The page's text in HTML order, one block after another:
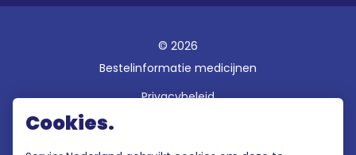
© 2026
Bestelinformatie medicijnen
Privacybeleid
Cookies.